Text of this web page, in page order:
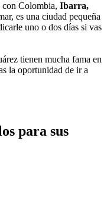
Colombia, Ibarra,
es una ciudad pequeña
uno o dos días si vas
tienen mucha fama en
la oportunidad de ir a
para sus